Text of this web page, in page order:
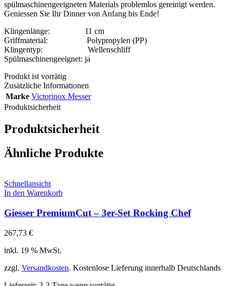
spülmaschinengeeigneten Materials problemlos gereinigt werden.
Geniessen Sie Ihr Dinner von Anfang bis Ende!
Klingenlänge: 11 cm
Griffmaterial: Polypropylen (PP)
Klingentyp: Wellenschliff
Spülmaschinengeeignet: ja
Produkt ist vorrätig
Zusätzliche Informationen
Marke Victorinox Messer
Produktsicherheit
Produktsicherheit
Ähnliche Produkte
Schnellansicht
In den Warenkorb
Giesser PremiumCut – 3er-Set Rocking Chef
267,73 €
inkl. 19 % MwSt.
zzgl. Versandkosten. Kostenlose Lieferung innerhalb Deutschlands